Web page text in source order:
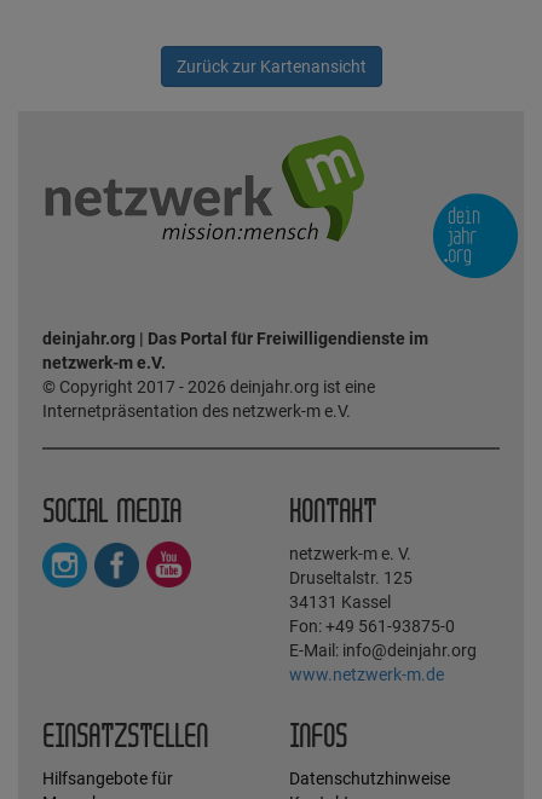
Zurück zur Kartenansicht
deinjahr.org | Das Portal für Freiwilligendienste im
netzwerk-m e.V.
© Copyright 2017 - 2026 deinjahr.org ist eine
Internetpräsentation des netzwerk-m e.V.
SOCIAL MEDIA KONTAKT
netzwerk-m e. V.
Druseltalstr. 125
34131 Kassel
Fon: +49 561-93875-0
E-Mail: info@deinjahr.org
www.netzwerk-m.de
EINSATZSTELLEN
Hilfsangebote für
INFOS
Datenschutzhinweise